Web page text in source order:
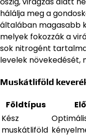
hálálja meg a
általában magasabb
melyek fokozzák a
sok nitrogént
levelek növekedését,
Muskátliföld
Földtípus
Kész
muskátliföld